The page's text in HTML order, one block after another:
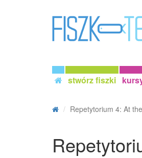
stwórz fiszki
Repetytorium 4: At